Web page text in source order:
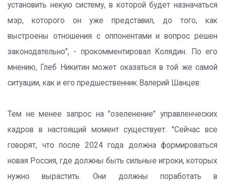
установить некую систему, в которой будет назначаться
мэр, которого он уже представил, до того, как
выстроены отношения с оппонентами и вопрос решен
законодательно", - прокомментировал Колядин. По его
мнению, Глеб Никитин может оказаться в той же самой
ситуации, как и его предшественник Валерий Шанцев.
Тем не менее запрос на "озеленение" управленческих
кадров в настоящий момент существует. "Сейчас все
говорят, что после 2024 года должна формироваться
новая Россия, где должны быть сильные игроки, которых
нужно вырастить. Они должны поработать в